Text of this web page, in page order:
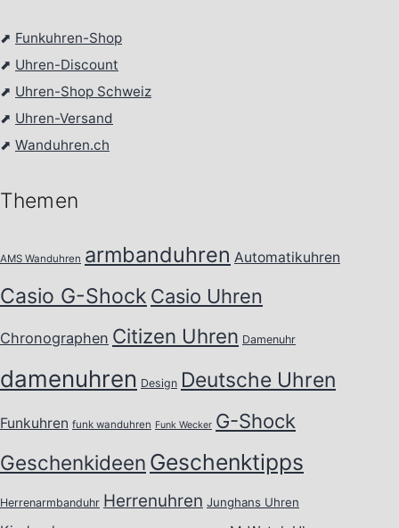
⬈ Funkuhren-Shop
⬈ Uhren-Discount
⬈ Uhren-Shop Schweiz
⬈ Uhren-Versand
⬈ Wanduhren.ch
Themen
AMS Wanduhren armbanduhren Automatikuhren
Casio G-Shock Casio Uhren
Chronographen Citizen Uhren Damenuhr
damenuhren Design Deutsche Uhren
Funkuhren funk wanduhren Funk Wecker G-Shock
Geschenkideen Geschenktipps
Herrenarmbanduhr Herrenuhren Junghans Uhren